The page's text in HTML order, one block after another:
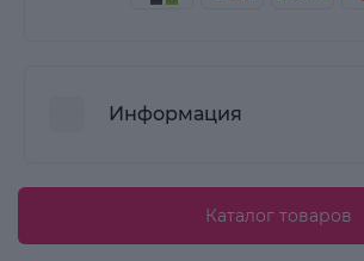
Информация
Пользовательское соглашение
Каталог товаров